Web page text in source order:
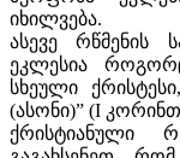
იხილვება.
ასევე რწმენის
ეკლესია
სხეული
(ასონი)” (I
ქრისტიანული